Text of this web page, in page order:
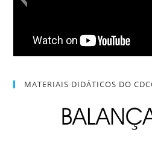
MATERIAIS DIDÁTICOS DO